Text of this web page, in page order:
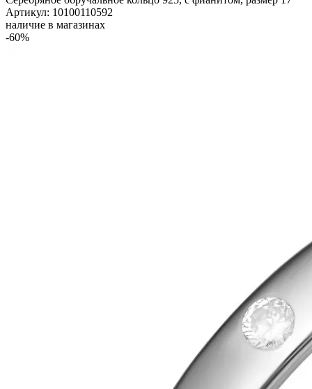
Артикул: 10100110592
наличие в магазинах
-60%